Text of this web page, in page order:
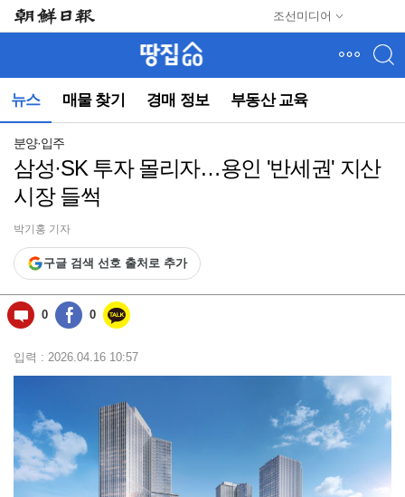
조선미디어
뉴스 매물 찾기 경매 정보 부동산 교육
뉴
(컨
동)
분양·입주
삼성·SK 투자 몰리자…용인 '반세권' 지산
시장 들썩
박기홍 기자
구글 검색 선호 출처로 추가
0 0
입력 : 2026.04.16 10:57